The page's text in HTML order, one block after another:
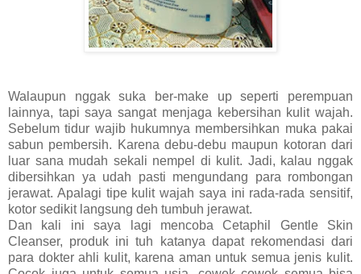
Walaupun nggak suka ber-make up seperti perempuan
lainnya, tapi saya sangat menjaga kebersihan kulit wajah.
Sebelum tidur wajib hukumnya membersihkan muka pakai
sabun pembersih. Karena debu-debu maupun kotoran dari
luar sana mudah sekali nempel di kulit. Jadi, kalau nggak
dibersihkan ya udah pasti mengundang para rombongan
jerawat. Apalagi tipe kulit wajah saya ini rada-rada sensitif,
kotor sedikit langsung deh tumbuh jerawat.
Dan kali ini saya lagi mencoba Cetaphil Gentle Skin
Cleanser, produk ini tuh katanya dapat rekomendasi dari
para dokter ahli kulit, karena aman untuk semua jenis kulit.